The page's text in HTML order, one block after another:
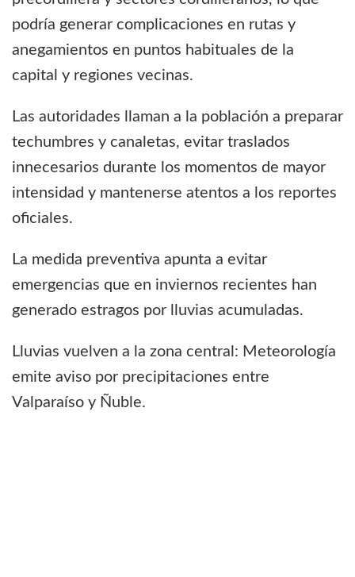
podría generar complicaciones en rutas y
anegamientos en puntos habituales de la
capital y regiones vecinas.
Las autoridades llaman a la población a preparar
techumbres y canaletas, evitar traslados
innecesarios durante los momentos de mayor
intensidad y mantenerse atentos a los reportes
oficiales.
La medida preventiva apunta a evitar
emergencias que en inviernos recientes han
generado estragos por lluvias acumuladas.
Lluvias vuelven a la zona central: Meteorología
emite aviso por precipitaciones entre
Valparaíso y Ñuble.